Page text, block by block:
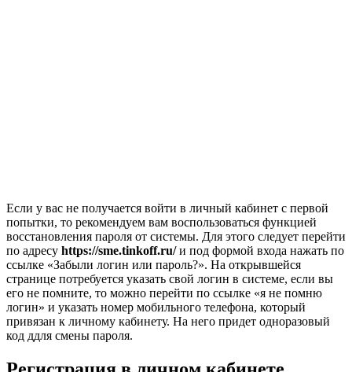
Если у вас не получается войти в личный кабинет с первой
попытки, то рекомендуем вам воспользоваться функцией
восстановления пароля от системы. Для этого следует перейти
по адресу https://sme.tinkoff.ru/и под формой входа нажать по
ссылке «Забыли логин или пароль?». На открывшейся
странице потребуется указать свой логин в системе, если вы
его не помните, то можно перейти по ссылке «я не помню
логин» и указать номер мобильного телефона, который
привязан к личному кабинету. На него придет одноразовый
код ддля смены пароля.